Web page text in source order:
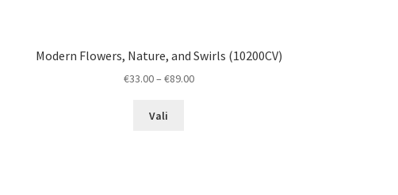
Modern Flowers, Nature, and Swirls (10200CV)
€33.00– €89.00Price
Vali